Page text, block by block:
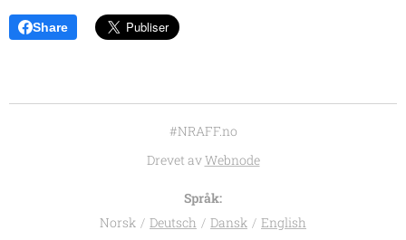
Share
#NRAFF.no
Drevet avWebnode
Språk
Norsk
Deutsch Dansk English